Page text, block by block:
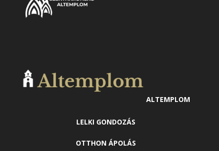
ALTEMPLOM
LELKI GONDOZÁS
OTTHON ÁPOLÁS